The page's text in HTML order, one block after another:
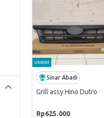
UMKM
Sinar Abadi
Grill assy Hino Dutro
Rp625.000